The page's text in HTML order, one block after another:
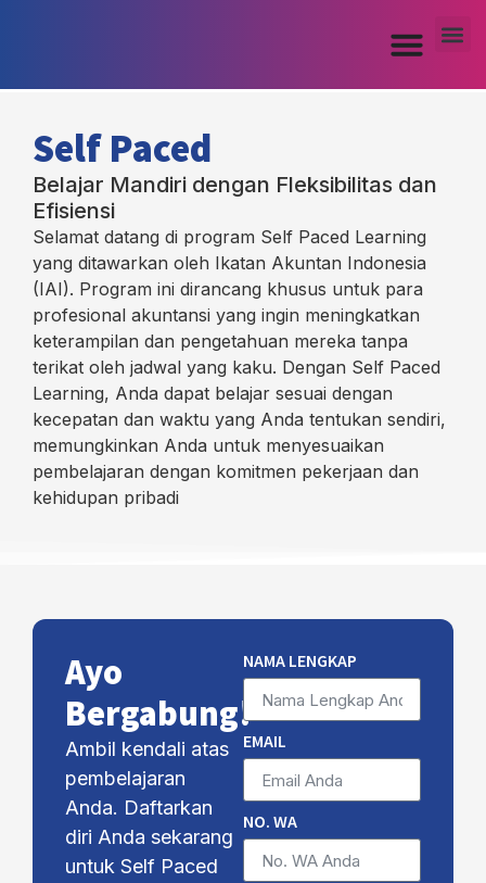
Self Paced
Belajar Mandiri dengan Fleksibilitas dan
Efisiensi
Selamat datang di program Self Paced Learning
yang ditawarkan oleh Ikatan Akuntan Indonesia
(IAI). Program ini dirancang khusus untuk para
profesional akuntansi yang ingin meningkatkan
keterampilan dan pengetahuan mereka tanpa
terikat oleh jadwal yang kaku. Dengan Self Paced
Learning, Anda dapat belajar sesuai dengan
kecepatan dan waktu yang Anda tentukan sendiri,
memungkinkan Anda untuk menyesuaikan
pembelajaran dengan komitmen pekerjaan dan
kehidupan pribadi
Ayo
Bergabung!
Ambil kendali atas
pembelajaran
Anda. Daftarkan
diri Anda sekarang
untuk Self Paced
NAMA LENGKAP
EMAIL
NO. WA